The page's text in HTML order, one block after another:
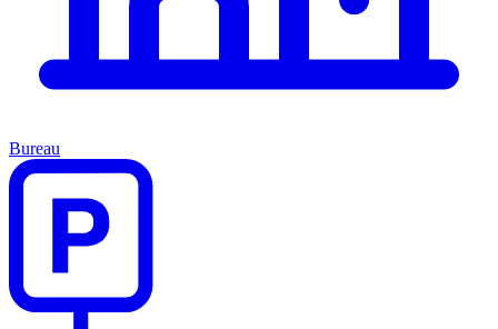
Bureau